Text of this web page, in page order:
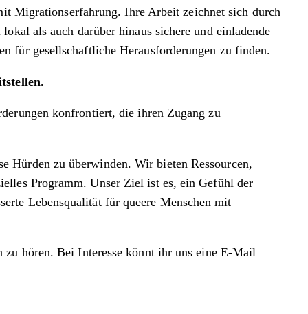
Migrationserfahrung. Ihre Arbeit zeichnet sich durch
als auch darüber hinaus sichere und einladende
für gesellschaftliche Herausforderungen zu finden.
konfrontiert, die ihren Zugang zu
Hürden zu überwinden. Wir bieten Ressourcen,
Programm. Unser Ziel ist es, ein Gefühl der
Lebensqualität für queere Menschen mit
hören. Bei Interesse könnt ihr uns eine E-Mail